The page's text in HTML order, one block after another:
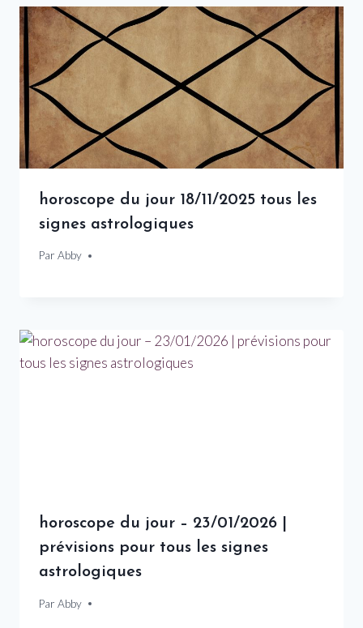
horoscope du jour 18/11/2025 tous les
signes astrologiques
Par Abby
18 novembre 2025
horoscope du jour – 23/01/2026 |
prévisions pour tous les signes
astrologiques
Par Abby
23 janvier 2026